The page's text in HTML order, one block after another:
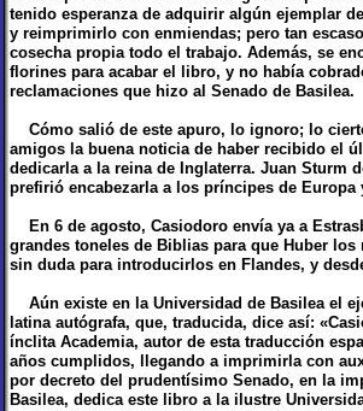
tenido esperanza de adquirir algún ejemplar
y reimprimirlo con enmiendas; pero tan
cosecha propia todo el trabajo. Además, se
florines para acabar el libro, y no había
reclamaciones que hizo al Senado de Basilea.
Cómo salió de este apuro, lo ignoro; lo
amigos la buena noticia de haber recibido el
dedicarla a la reina de Inglaterra. Juan Sturm
prefirió encabezarla a los príncipes de
En 6 de agosto, Casiodoro envía ya a
grandes toneles de Biblias para que Huber
sin duda para introducirlos en Flandes, y
Aún existe en la Universidad de Basilea el
latina autógrafa, que, traducida, dice así:
ínclita Academia, autor de esta traducción
años cumplidos, llegando a imprimirla con
por decreto del prudentísimo Senado, en la
Basilea, dedica este libro a la ilustre